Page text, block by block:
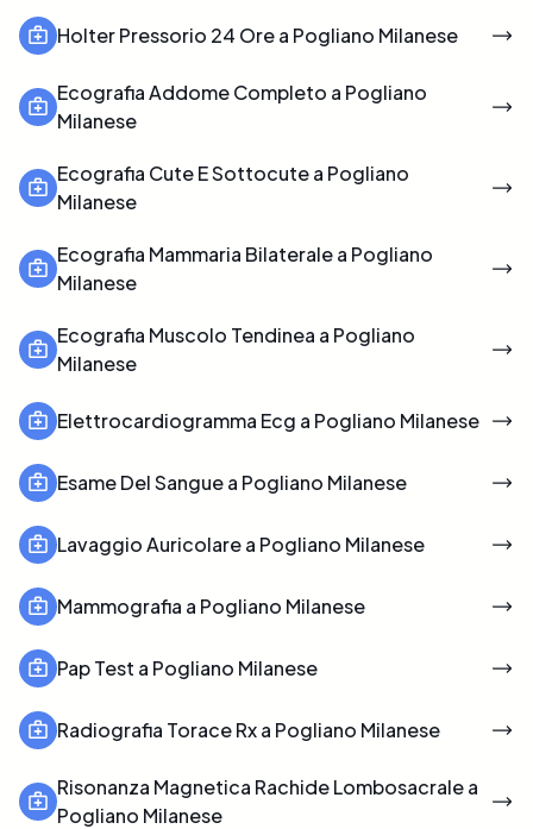
Holter Pressorio 24 Ore a Pogliano Milanese
Ecografia Addome Completo a Pogliano
Milanese
Ecografia Cute E Sottocute a Pogliano
Milanese
Ecografia Mammaria Bilaterale a Pogliano
Milanese
Ecografia Muscolo Tendinea a Pogliano
Milanese
Elettrocardiogramma Ecg a Pogliano Milanese
Esame Del Sangue a Pogliano Milanese
Lavaggio Auricolare a Pogliano Milanese
Mammografia a Pogliano Milanese
Pap Test a Pogliano Milanese
Radiografia Torace Rx a Pogliano Milanese
Risonanza Magnetica Rachide Lombosacrale a
Pogliano Milanese